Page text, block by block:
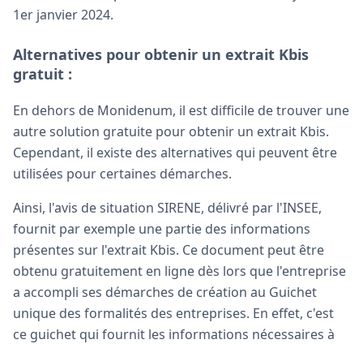
1er janvier 2024.
Alternatives pour obtenir un extrait Kbis
gratuit :
En dehors de Monidenum, il est difficile de trouver une
autre solution gratuite pour obtenir un extrait Kbis.
Cependant, il existe des alternatives qui peuvent être
utilisées pour certaines démarches.
Ainsi, l'avis de situation SIRENE, délivré par l'INSEE,
fournit par exemple une partie des informations
présentes sur l'extrait Kbis. Ce document peut être
obtenu gratuitement en ligne dès lors que l'entreprise
a accompli ses démarches de création au Guichet
unique des formalités des entreprises. En effet, c'est
ce guichet qui fournit les informations nécessaires à